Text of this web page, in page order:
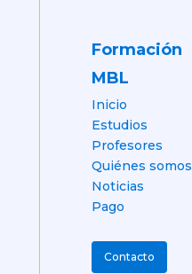
Formación
MBL
Inicio
Estudios
Profesores
Quiénes somos
Noticias
Pago
Contacto